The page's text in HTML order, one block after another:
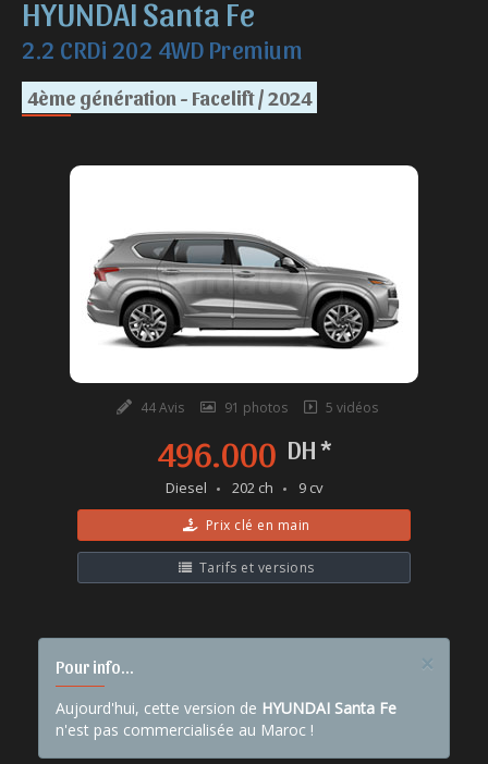
HYUNDAI Santa Fe
2.2 CRDi 202 4WD Premium
4ème génération - Facelift / 2024
44 Avis 91 photos 5 vidéos
496.000 DH *
Diesel 202 ch 9 cv
Prix clé en main
Tarifs et versions
×
Pour info...
Aujourd'hui, cette version de HYUNDAI Santa Fe
n'est pas commercialisée au Maroc !